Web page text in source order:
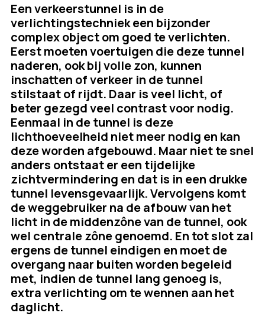
Een verkeerstunnel is in de
verlichtingstechniek een bijzonder
complex object om goed te verlichten.
Eerst moeten voertuigen die deze tunnel
naderen, ook bij volle zon, kunnen
inschatten of verkeer in de tunnel
stilstaat of rijdt. Daar is veel licht, of
beter gezegd veel contrast voor nodig.
Eenmaal in de tunnel is deze
lichthoeveelheid niet meer nodig en kan
deze worden afgebouwd. Maar niet te snel
anders ontstaat er een tijdelijke
zichtvermindering en dat is in een drukke
tunnel levensgevaarlijk. Vervolgens komt
de weggebruiker na de afbouw van het
licht in de middenzône van de tunnel, ook
wel centrale zône genoemd. En tot slot zal
ergens de tunnel eindigen en moet de
overgang naar buiten worden begeleid
met, indien de tunnel lang genoeg is,
extra verlichting om te wennen aan het
daglicht.